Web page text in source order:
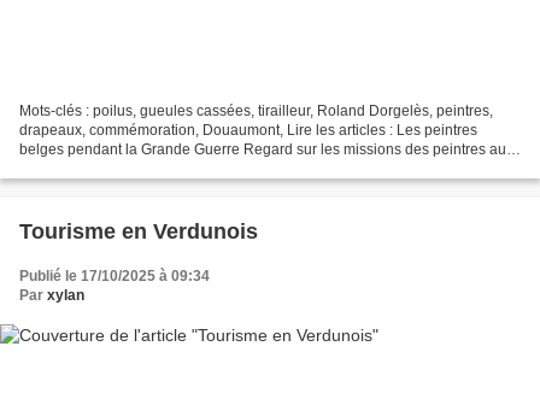
Mots-clés : poilus, gueules cassées, tirailleur, Roland Dorgelès, peintres,
drapeaux, commémoration, Douaumont, Lire les articles : Les peintres
belges pendant la Grande Guerre Regard sur les missions des peintres aux
Tourisme en Verdunois
Publié le 17/10/2025 à 09:34
Par xylan